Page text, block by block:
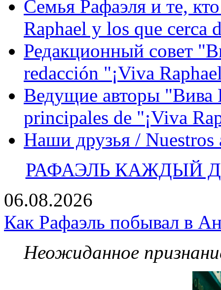
Семья Рафаэля и те,
Raphael y los que cerca
Редакционный совет
redacción "¡Viva
Ведущие авторы "Вива
principales de "¡Viva
Наши друзья / Nuestros
РАФАЭЛЬ КАЖДЫЙ
06.08.2026
Как Рафаэль побывал в
Неожиданное